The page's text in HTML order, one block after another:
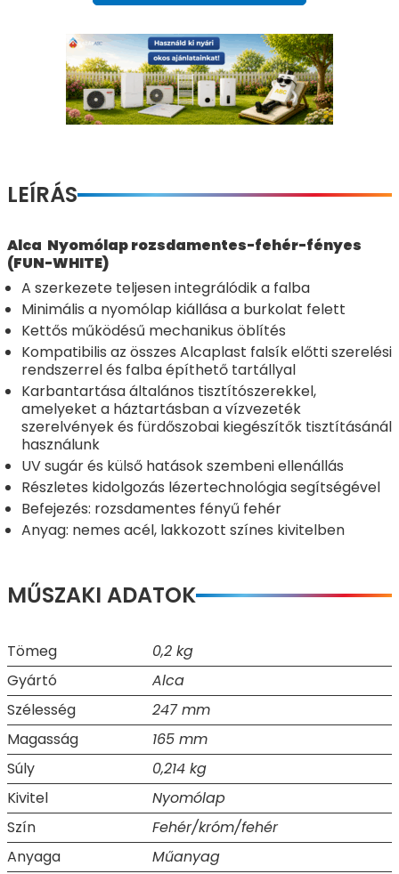
LEÍRÁS
Alca Nyomólap rozsdamentes-fehér-fényes
(FUN-WHITE)
A szerkezete teljesen integrálódik a falba
Minimális a nyomólap kiállása a burkolat felett
Kettős működésű mechanikus öblítés
Kompatibilis az összes Alcaplast falsík előtti szerelési
rendszerrel és falba építhető tartállyal
Karbantartása általános tisztítószerekkel,
amelyeket a háztartásban a vízvezeték
szerelvények és fürdőszobai kiegészítők tisztításánál
használunk
UV sugár és külső hatások szembeni ellenállás
Részletes kidolgozás lézertechnológia segítségével
Befejezés: rozsdamentes fényű fehér
Anyag: nemes acél, lakkozott színes kivitelben
MŰSZAKI ADATOK
Tömeg
0,2 kg
Gyártó
Alca
Szélesség
247 mm
Magasság
165 mm
Súly
0,214 kg
Kivitel
Nyomólap
Szín
Fehér/króm/fehér
Anyaga
Műanyag